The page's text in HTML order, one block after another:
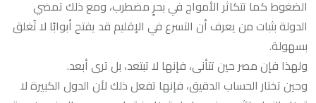
الضغوط كما تتكاثر الأمواج في بحرٍ مضطرب، ومع ذلك تمضي
الدولة بثبات من يعرف أن التسرع في الإقليم قد يفتح أبوابًا لا تُغلق
بسهولة.
ولهذا فإن مصر حين تتأنى، فإنها لا تبتعد، بل ترى أبعد.
وحين تختار الحساب الدقيق، فإنها تفعل ذلك لأن الدول الكبيرة لا